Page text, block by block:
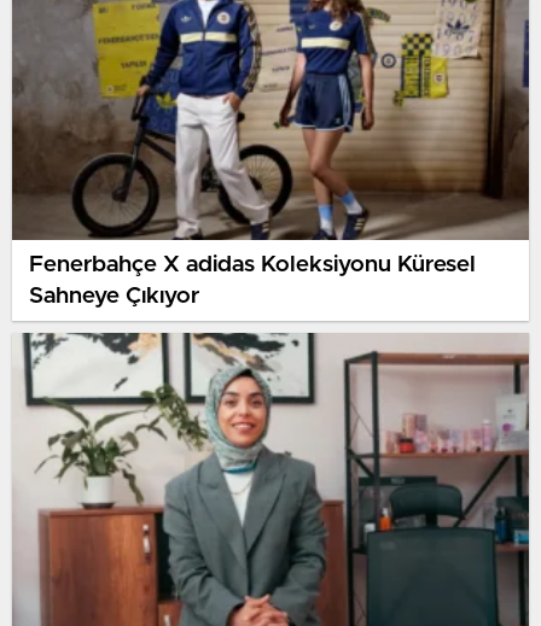
Fenerbahçe X adidas Koleksiyonu Küresel
Sahneye Çıkıyor